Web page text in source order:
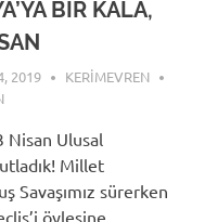
BİR KALA,
2019
KERIMEVREN
Nisan Ulusal
Millet
Savaşımız sürerken
öylesine